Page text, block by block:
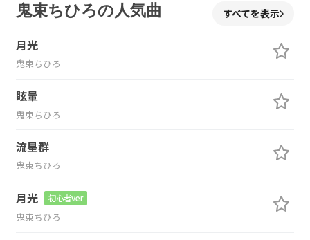
鬼束ちひろの人気曲 すべてを表示
月光
鬼束ちひろ
眩暈
鬼束ちひろ
流星群
鬼束ちひろ
月光 初心者ver
鬼束ちひろ